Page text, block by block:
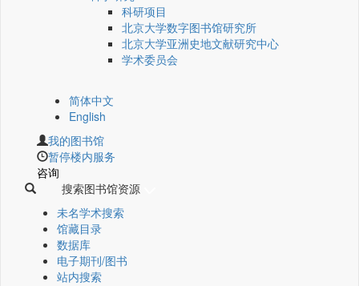
科研项目
北京大学数字图书馆研究所
北京大学亚洲史地文献研究中心
学术委员会
简体中文
English
我的图书馆
暂停楼内服务
咨询
搜索图书馆资源
未名学术搜索
馆藏目录
数据库
电子期刊/图书
站内搜索